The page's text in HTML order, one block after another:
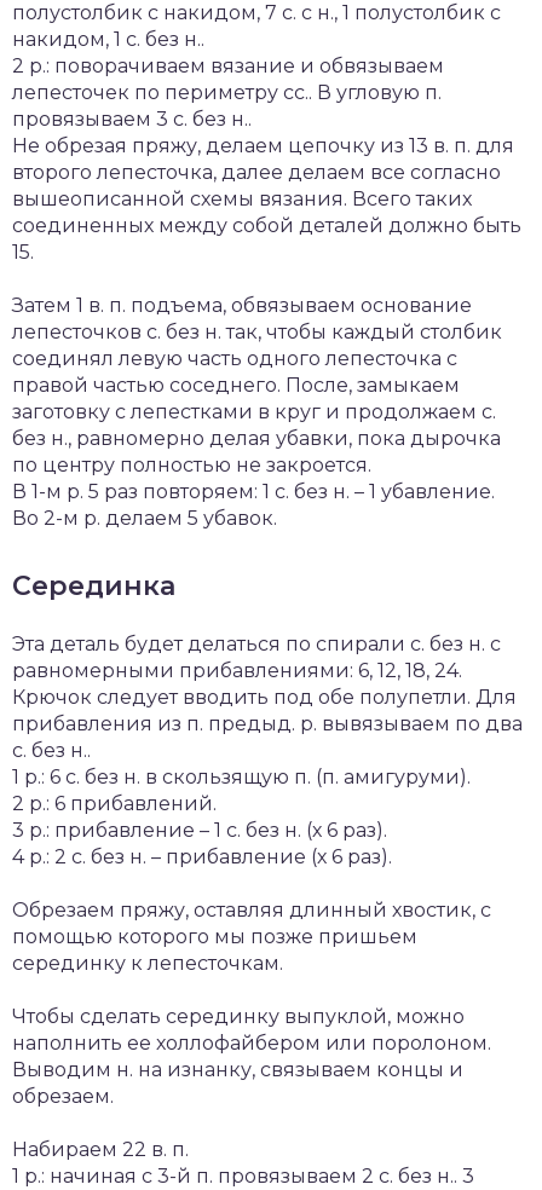
полустолбик с накидом, 7 с. с н., 1 полустолбик с
накидом, 1 с. без н..
2 р.: поворачиваем вязание и обвязываем
лепесточек по периметру сс.. В угловую п.
провязываем 3 с. без н..
Не обрезая пряжу, делаем цепочку из 13 в. п. для
второго лепесточка, далее делаем все согласно
вышеописанной схемы вязания. Всего таких
соединенных между собой деталей должно быть
15.
Затем 1 в. п. подъема, обвязываем основание
лепесточков с. без н. так, чтобы каждый столбик
соединял левую часть одного лепесточка с
правой частью соседнего. После, замыкаем
заготовку с лепестками в круг и продолжаем с.
без н., равномерно делая убавки, пока дырочка
по центру полностью не закроется.
В 1-м р. 5 раз повторяем: 1 с. без н. – 1 убавление.
Во 2-м р. делаем 5 убавок.
Серединка
Эта деталь будет делаться по спирали с. без н. с
равномерными прибавлениями: 6, 12, 18, 24.
Крючок следует вводить под обе полупетли. Для
прибавления из п. предыд. р. вывязываем по два
с. без н..
1 р.: 6 с. без н. в скользящую п. (п. амигуруми).
2 р.: 6 прибавлений.
3 р.: прибавление – 1 с. без н. (х 6 раз).
4 р.: 2 с. без н. – прибавление (х 6 раз).
Обрезаем пряжу, оставляя длинный хвостик, с
помощью которого мы позже пришьем
серединку к лепесточкам.
Чтобы сделать серединку выпуклой, можно
наполнить ее холлофайбером или поролоном.
Выводим н. на изнанку, связываем концы и
обрезаем.
Набираем 22 в. п.
1 р.: начиная с 3-й п. провязываем 2 с. без н.. 3